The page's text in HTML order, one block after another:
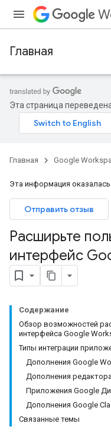
Главная
Эта страница
Главная Google
Эта информация
Отправить отзыв
Расширьте
интерфейс
Содержание
Обзор возможностей
интерфейса Google
Типы интеграции
Дополнения Google
Дополнения редактора
Приложения Google
Дополнения Google
Связанные темы